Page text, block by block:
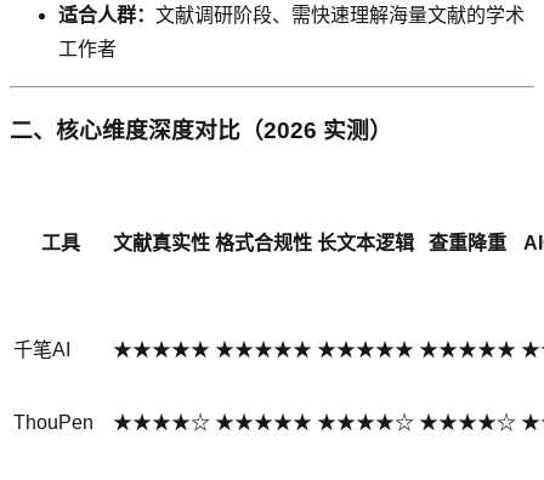
适合人群： 文献调研阶段、需快速理解海量文献的学术
工作者
二、核心维度深度对比（2026 实测）
工具 文献真实性 格式合规性 长文本逻辑 查重降重
千笔AI ★★★★★ ★★★★★ ★★★★★ ★★★★★
ThouPen ★★★★☆ ★★★★★ ★★★★☆ ★★★★☆